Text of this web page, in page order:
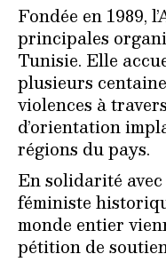
Fondée en 1989,
principales
Tunisie. Elle
plusieurs
violences à
d’orientation
régions du pays.
En solidarité
féministe
monde entier
pétition de